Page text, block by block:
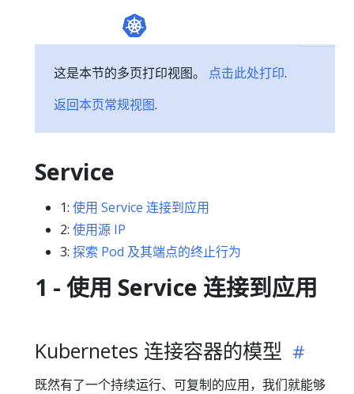
这是本节的多页打印视图。 点击此处打印.
返回本页常规视图.
Service
1: 使用 Service 连接到应用
2: 使用源 IP
3: 探索 Pod 及其端点的终止行为
1 - 使用 Service 连接到应用
Kubernetes 连接容器的模型
既然有了一个持续运行、可复制的应用，我们就能够